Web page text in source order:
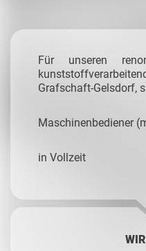
Für unseren
Grafschaft-Gelsdorf,
Maschinenbediener
in Vollzeit